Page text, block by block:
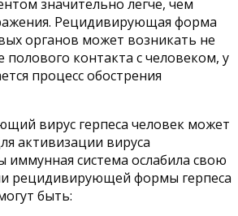
значительно легче, чем
Рецидивирующая форма
органов может возникать не
полового контакта с человеком, у
процесс обострения
вирус герпеса человек может
активизации вируса
иммунная система ослабила свою
рецидивирующей формы герпеса
быть: